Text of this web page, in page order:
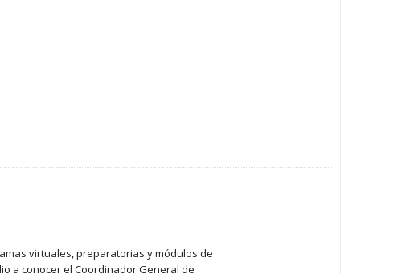
virtuales, preparatorias y módulos de
a conocer el Coordinador General de